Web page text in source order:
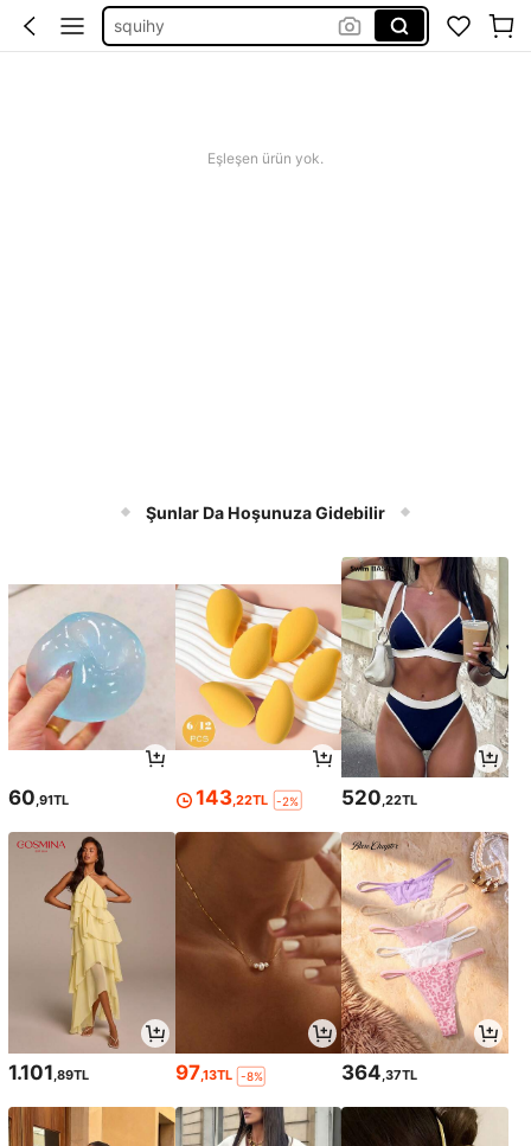
squihy
Eşleşen ürün yok.
Şunlar Da Hoşunuza Gidebilir
60 ,91TL 143 ,22TL -2% 520 ,22TL
1.101,89TL 97,13TL -8% 364,37TL